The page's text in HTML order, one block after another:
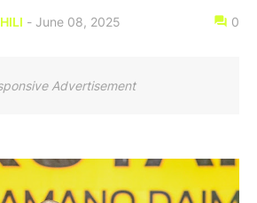
- June 08, 2025 0
Advertisement